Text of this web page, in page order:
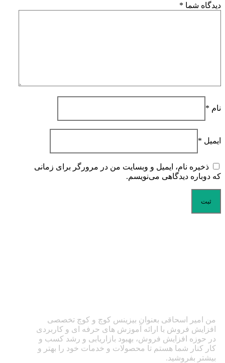
دیدگاه شما *
نام *
ایمیل *
ذخیره نام، ایمیل و وبسایت من در مرورگر برای زمانی
که دوباره دیدگاهی می‌نویسم.
من امیر اسحاقی بعنوان بیزینس کوچ و کوچ تخصصی
افزایش فروش با ارائه آموزش های حرفه ای و کاربردی
در حوزه افزایش فروش، بهبود بازاریابی و رشد کسب و
کار کنار شما هستم تا محصولات و خدمات خود را بهتر و
بیشتر بفروشید.